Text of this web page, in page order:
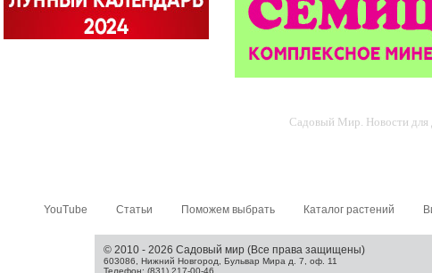
Садовый Мир. Новости для
YouTube Статьи Поможем выбрать Каталог растений
© 2010 - 2026 Садовый мир (Все права защищены)
603086, Нижний Новгород, Бульвар Мира д. 7, оф. 11
Телефон: (831) 217-00-46